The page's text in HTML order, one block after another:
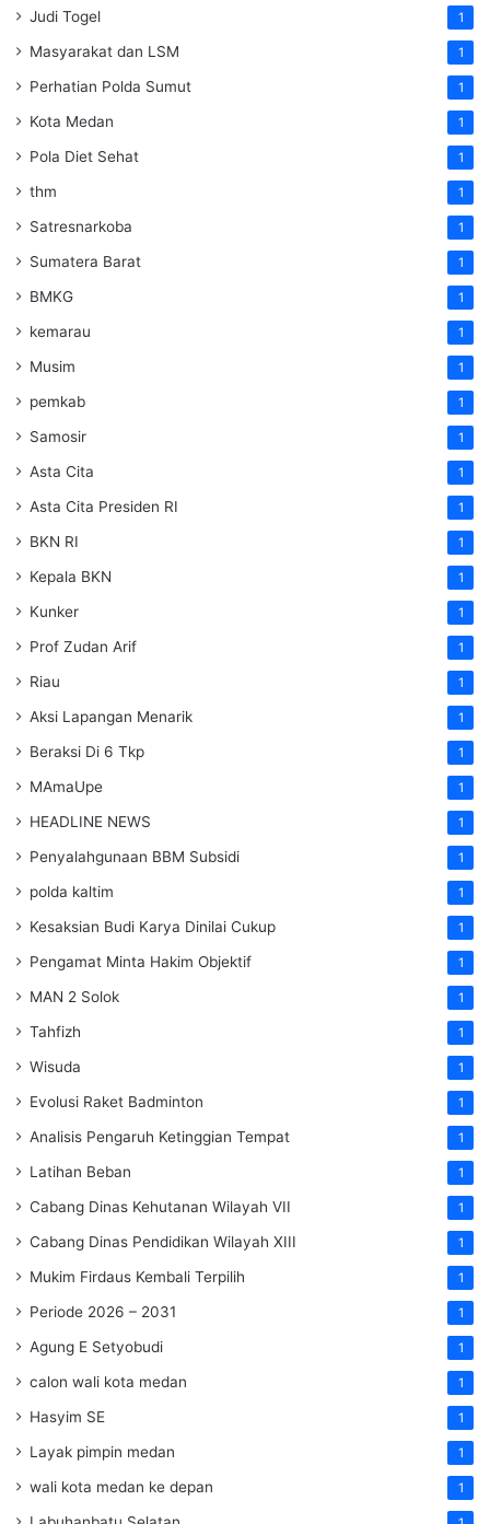
Judi Togel 1
Masyarakat dan LSM 1
Perhatian Polda Sumut 1
Kota Medan 1
Pola Diet Sehat 1
thm 1
Satresnarkoba 1
Sumatera Barat 1
BMKG 1
kemarau 1
Musim 1
pemkab 1
Samosir 1
Asta Cita 1
Asta Cita Presiden RI 1
BKN RI 1
Kepala BKN 1
Kunker 1
Prof Zudan Arif 1
Riau 1
Aksi Lapangan Menarik 1
Beraksi Di 6 Tkp 1
MAmaUpe 1
HEADLINE NEWS 1
Penyalahgunaan BBM Subsidi 1
polda kaltim 1
Kesaksian Budi Karya Dinilai Cukup 1
Pengamat Minta Hakim Objektif 1
MAN 2 Solok 1
Tahfizh 1
Wisuda 1
Evolusi Raket Badminton 1
Analisis Pengaruh Ketinggian Tempat 1
Latihan Beban 1
Cabang Dinas Kehutanan Wilayah VII 1
Cabang Dinas Pendidikan Wilayah XIII 1
Mukim Firdaus Kembali Terpilih 1
Periode 2026 – 2031 1
Agung E Setyobudi 1
calon wali kota medan 1
Hasyim SE 1
Layak pimpin medan 1
wali kota medan ke depan 1